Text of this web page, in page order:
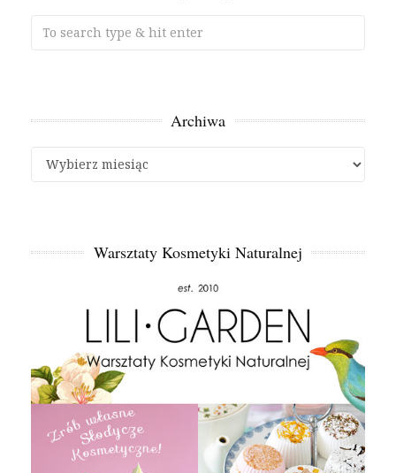
Archiwa
Archiwa
Warsztaty Kosmetyki Naturalnej